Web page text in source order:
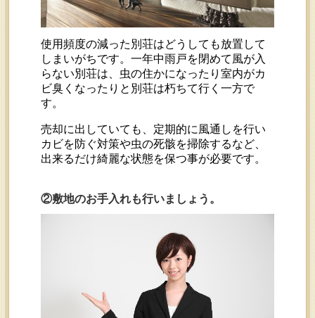
使用頻度の減った別荘はどうしても放置して
しまいがちです。一年中雨戸を閉めて風が入
らない別荘は、虫の住かになったり室内がカ
ビ臭くなったりと別荘は朽ちて行く一方で
す。
売却に出していても、定期的に風通しを行い
カビを防ぐ対策や虫の死骸を掃除するなど、
出来るだけ綺麗な状態を保つ事が必要です。
②敷地のお手入れも行いましょう。